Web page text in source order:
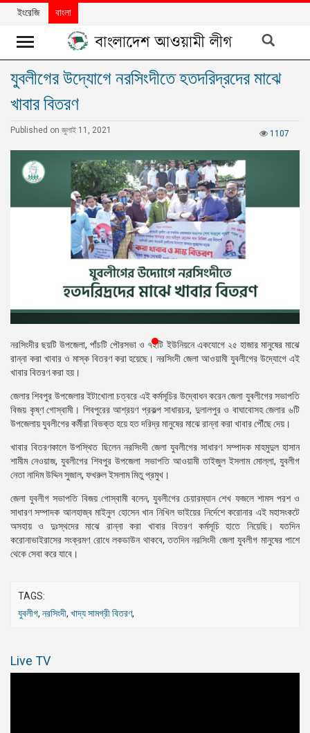
খবর
দলের
বিশেষ
নিবন্ধ
প্রেস
রিলিজ
প্রকাশনা
গ্যালারি
বিএনপি-
সহিংসতা
সংগঠন
নির্বাচনী
ইশতেহার
ইংরেজি বাংলা
যুবলীগের উদ্যোগে নরসিংদীতে হতদরিদ্রদের মাঝে
খাবার বিতরণ
1107
Published on জুলাই 11, 2021
নরসিংদীর ছয়টি উপজেলা, পাঁচটি পৌরসভা ও ৭২টি ইউনিয়নে একযোগে ২৫ হাজার মানুষের মাঝে
রান্না করা খাবার ও মাস্ক বিতরণ করা হয়েছে। নরসিংদী জেলা আওয়ামী যুবলীগের উদ্যোগে এই
খাবার বিতরণ করা হয়।
জেলার শিবপুর উপজেলার ইটাখোলা চত্বরে এই কর্মসূচির উদ্বোধন করেন জেলা যুবলীগের সভাপতি
বিজয় কৃষ্ণ গোস্বামী। শিবপুরের আশ্রয়ণ প্রকল্প সাধারচর, দুলালপুর ও বাঘাবোসহ জেলার ৬টি
উপজেলায় যুবলীগের কর্মীরা বিভক্ত হয়ে হত দরিদ্র মানুষের মাঝে রান্না করা খাবার পৌঁছে দেয়।
খাবার বিতরণকালে উপস্থিত ছিলেন নরসিংদী জেলা যুবলীগের সাধারণ সম্পাদক মাহমুদুল হাসান
শামীম নেওয়াজ, যুবলীগের শিবপুর উপজেলা সভাপতি আওয়ামী তাইজুল ইসলাম মোল্লা, যুবলীগ
নেতা নাদিম উদ্দিন সুজাল, ফখরুল ইসলাম মিতু প্রমুখ।
জেলা যুবলীগ সভাপতি বিজয় গোস্বামী বলেন, যুবলীগের চেয়ারম্যান শেখ ফজলে শামস পরশ ও
সাধারণ সম্পাদক আলহাজ্ব মাইনুল হোসেন খান নিখিল ভাইয়ের নির্দেশে করোনার এই মহাসংকটে
অসহায় ও দুঃস্থদের মাঝে রান্না করা খাবার বিতরণ কর্মসূচি হাতে নিয়েছি। যতদিন
করোনাভাইরাসের সংক্রমণ রোধে লকডাউন থাকবে, ততদিন নরসিংদী জেলা যুবলীগ মানুষের পাশে
থেকে সেবা করে যাবে।
TAGS:
যুবলীগ, নরসিংদী, খাদ্য সামগ্রী বিতরণ,
Live TV